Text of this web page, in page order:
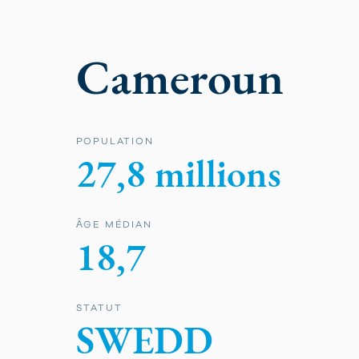
Cameroun
POPULATION
27,8 millions
ȂGE MÉDIAN
18,7
STATUT
SWEDD